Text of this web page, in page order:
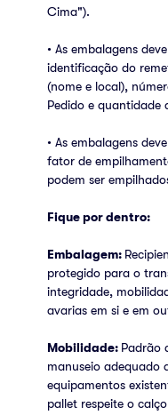
Cima").
• As embalagens
identificação do
(nome e local),
Pedido e quantidade
• As embalagens
fator de
podem ser
Fique por dentro:
Embalagem:
protegido para o
integridade,
avarias em si e em
Mobilidade: Padrão
manuseio adequado
equipamentos
pallet respeite o